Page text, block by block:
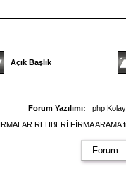
Açık Başlık
Forum Yazılımı:
php
REHBERİ FİRMA
Forum